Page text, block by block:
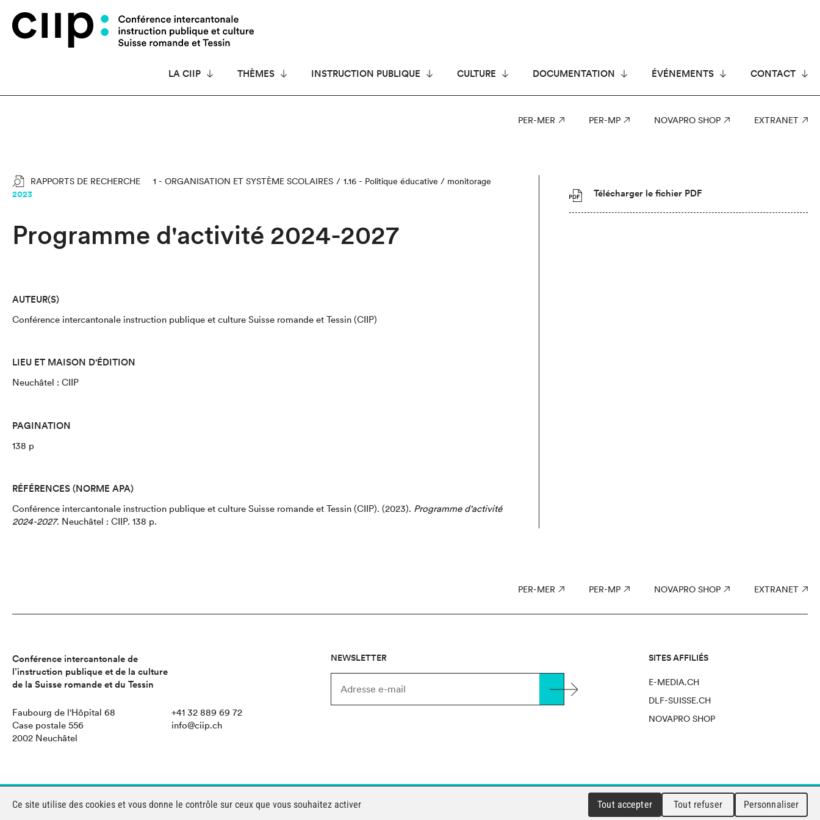
LA CIIP THÈMES INSTRUCTION PUBLIQUE CULTURE DOCUMENTATION ÉVÉNEMENTS CONTACT
PER-MER PER-MP NOVAPRO SHOP EXTRANET
RAPPORTS DE RECHERCHE 1 - ORGANISATION ET SYSTÈME SCOLAIRES
1.16 - Politique éducative / monitorage
2023
Programme d'activité 2024-2027
AUTEUR(S)
Conférence intercantonale instruction publique et culture Suisse romande et Tessin (CIIP)
LIEU ET MAISON D'ÉDITION
Neuchâtel : CIIP
PAGINATION
138 p
RÉFÉRENCES (NORME APA)
Conférence intercantonale instruction publique et culture Suisse romande et Tessin (CIIP). (2023). Programme d'activité
2024-2027. Neuchâtel : CIIP. 138 p.
Télécharger le fichier PDF
PER-MER PER-MP NOVAPRO SHOP EXTRANET
Conférence intercantonale de
l’instruction publique et de la culture
de la Suisse romande et du Tessin
Faubourg de l'Hôpital 68
Case postale 556
2002 Neuchâtel
+41 32 889 69 72
info@ciip.ch
NEWSLETTER SITES AFFILIÉS
E-MEDIA.CH
DLF-SUISSE.CH
NOVAPRO SHOP
MENTIONS LÉGALES
Ce site utilise des cookies et vous donne le contrôle sur ceux que vous souhaitez activer Tout accepter Tout refuser Personnaliser